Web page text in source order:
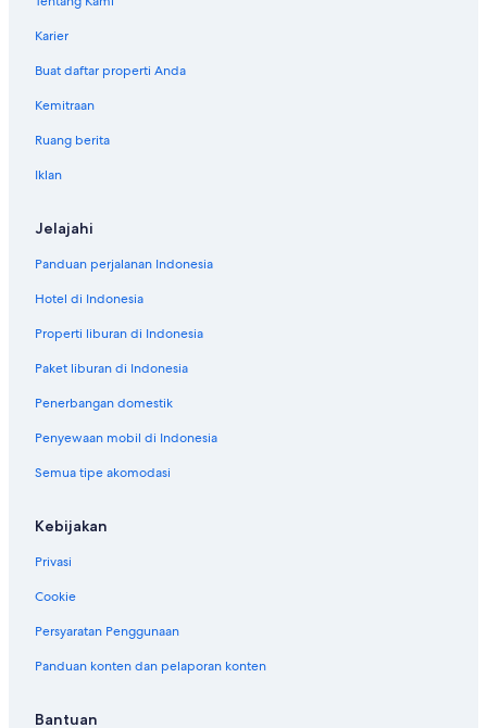
Karier
Buat daftar properti Anda
Kemitraan
Ruang berita
Iklan
Jelajahi
Panduan perjalanan Indonesia
Hotel di Indonesia
Properti liburan di Indonesia
Paket liburan di Indonesia
Penerbangan domestik
Penyewaan mobil di Indonesia
Semua tipe akomodasi
Kebijakan
Privasi
Cookie
Persyaratan Penggunaan
Panduan konten dan pelaporan konten
Bantuan